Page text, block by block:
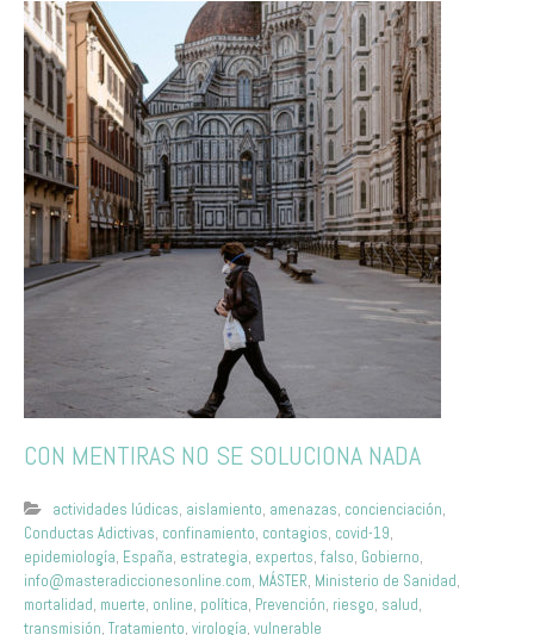
CON MENTIRAS NO SE SOLUCIONA NADA
actividades lúdicas, aislamiento, amenazas, concienciación,
Conductas Adictivas, confinamiento, contagios, covid-19,
epidemiología, España, estrategia, expertos, falso, Gobierno,
info@masteradiccionesonline.com, MÁSTER, Ministerio de Sanidad,
mortalidad, muerte, online, política, Prevención, riesgo, salud,
transmisión, Tratamiento, virología, vulnerable